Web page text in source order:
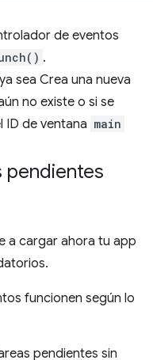
de eventos
.
ya sea Crea una nueva
no existe o si se
ID de ventana main
pendientes
a cargar ahora tu app
funcionen según lo
pendientes sin